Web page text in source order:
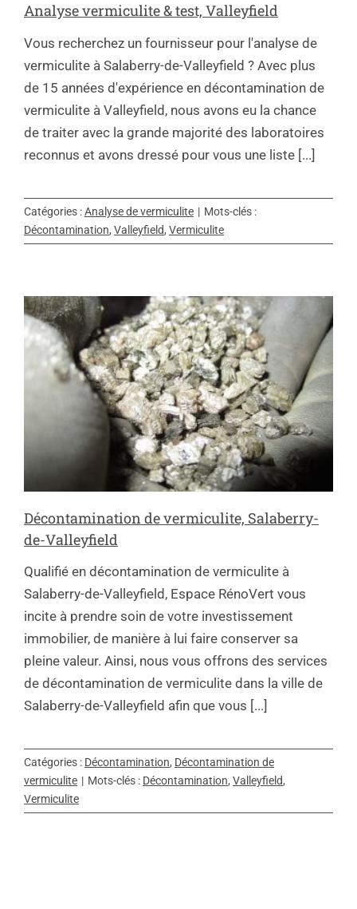
Analyse vermiculite & test, Valleyfield
Vous recherchez un fournisseur pour l'analyse de
vermiculite à Salaberry-de-Valleyfield ? Avec plus
de 15 années d'expérience en décontamination de
vermiculite à Valleyfield, nous avons eu la chance
de traiter avec la grande majorité des laboratoires
reconnus et avons dressé pour vous une liste [...]
Catégories :Analyse de vermiculite | Mots-clés :
Décontamination, Valleyfield, Vermiculite
Décontamination de vermiculite, Salaberry-
de-Valleyfield
Qualifié en décontamination de vermiculite à
Salaberry-de-Valleyfield, Espace RénoVert vous
incite à prendre soin de votre investissement
immobilier, de manière à lui faire conserver sa
pleine valeur. Ainsi, nous vous offrons des services
de décontamination de vermiculite dans la ville de
Salaberry-de-Valleyfield afin que vous [...]
Catégories : Décontamination, Décontamination de
vermiculite | Mots-clés : Décontamination, Valleyfield,
Vermiculite